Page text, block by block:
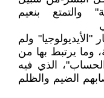
والتمتع بنعيم
ولم
وما يرتبط بها من
الذي فيه
الضيم والظلم